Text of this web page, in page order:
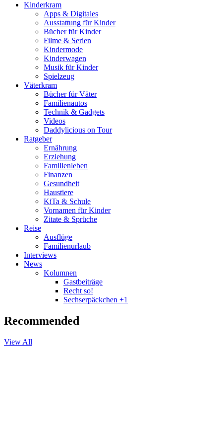
Kinderkram
Apps & Digitales
Ausstattung für Kinder
Bücher für Kinder
Filme & Serien
Kindermode
Kinderwagen
Musik für Kinder
Spielzeug
Väterkram
Bücher für Väter
Familienautos
Technik & Gadgets
Videos
Daddylicious on Tour
Ratgeber
Ernährung
Erziehung
Familienleben
Finanzen
Gesundheit
Haustiere
KiTa & Schule
Vornamen für Kinder
Zitate & Sprüche
Reise
Ausflüge
Familienurlaub
Interviews
News
Kolumnen
Gastbeiträge
Recht so!
Sechserpäckchen +1
Recommended
View All